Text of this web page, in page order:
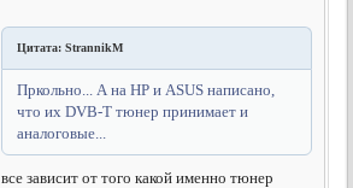
Цитата: StrannikM
Пркольно... А на HP и ASUS написано,
что их DVB-T тюнер принимает и
аналоговые...
все зависит от того какой именно тюнер